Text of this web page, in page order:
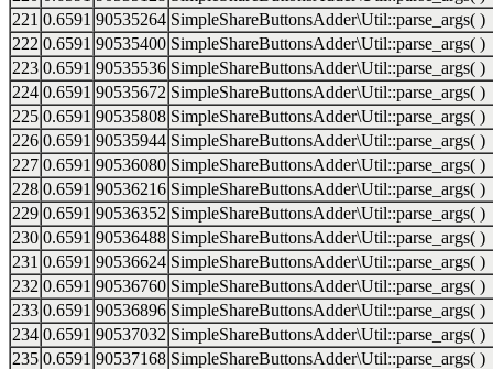
221 0.6591 90535264 SimpleShareButtonsAdder\Util::parse_args( )
222 0.6591 90535400 SimpleShareButtonsAdder\Util::parse_args( )
223 0.6591 90535536 SimpleShareButtonsAdder\Util::parse_args( )
224 0.6591 90535672 SimpleShareButtonsAdder\Util::parse_args( )
225 0.6591 90535808 SimpleShareButtonsAdder\Util::parse_args( )
226 0.6591 90535944 SimpleShareButtonsAdder\Util::parse_args( )
227 0.6591 90536080 SimpleShareButtonsAdder\Util::parse_args( )
228 0.6591 90536216 SimpleShareButtonsAdder\Util::parse_args( )
229 0.6591 90536352 SimpleShareButtonsAdder\Util::parse_args( )
230 0.6591 90536488 SimpleShareButtonsAdder\Util::parse_args( )
231 0.6591 90536624 SimpleShareButtonsAdder\Util::parse_args( )
232 0.6591 90536760 SimpleShareButtonsAdder\Util::parse_args( )
233 0.6591 90536896 SimpleShareButtonsAdder\Util::parse_args( )
234 0.6591 90537032 SimpleShareButtonsAdder\Util::parse_args( )
235 0.6591 90537168 SimpleShareButtonsAdder\Util::parse_args( )